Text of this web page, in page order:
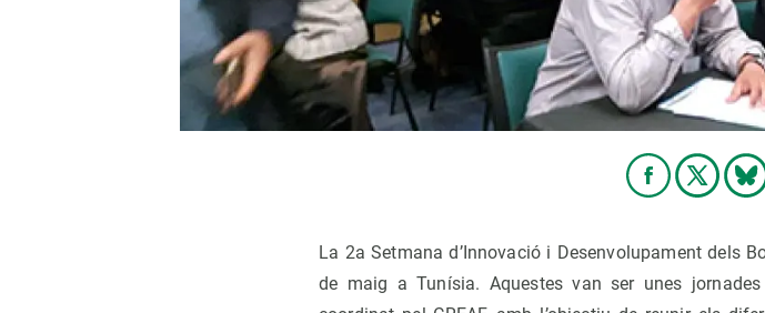
La 2a Setmana d’Innovació i Desenvolupament dels
de maig a Tunísia. Aquestes van ser unes